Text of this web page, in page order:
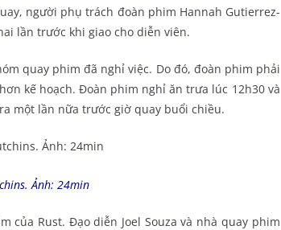
người phụ trách đoàn phim Hannah Gutierrez-
lần trước khi giao cho diễn viên.
quay phim đã nghỉ việc. Do đó, đoàn phim phải
kế hoạch. Đoàn phim nghỉ ăn trưa lúc 12h30 và
một lần nữa trước giờ quay buổi chiều.
Ảnh: 24min
của Rust. Đạo diễn Joel Souza và nhà quay phim